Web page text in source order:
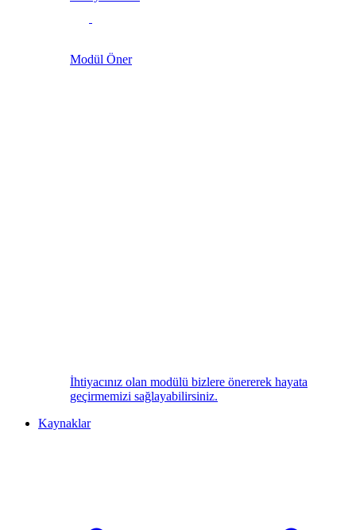
Modül Öner
İhtiyacınız olan modülü bizlere önererek hayata
geçirmemizi sağlayabilirsiniz.
Kaynaklar